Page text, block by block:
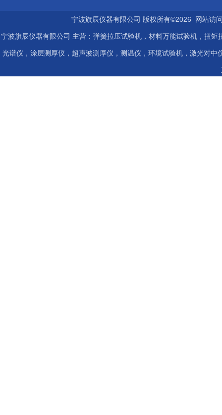
宁波旗辰仪器有限公司 版权所有©2026 网站
宁波旗辰仪器有限公司 主营：弹簧拉压试验机，材料万能试验机，扭
光谱仪，涂层测厚仪，超声波测厚仪，测温仪，环境试验机，激光对